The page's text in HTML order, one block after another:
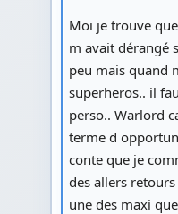
Moi je trouve
m avait dérangé
peu mais quand
superheros.. il
perso.. Warlord
terme d
conte que je
des allers
une des maxi